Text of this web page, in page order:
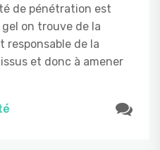
de pénétration est
on trouve de la
responsable de la
et donc à amener